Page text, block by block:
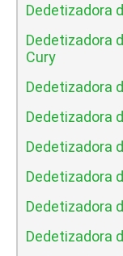
Dedetizadora
Dedetizadora
Cury
Dedetizadora
Dedetizadora
Dedetizadora
Dedetizadora
Dedetizadora
Dedetizadora